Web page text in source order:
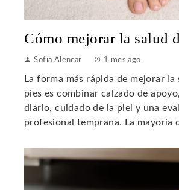
Cómo mejorar la salud
Sofía Alencar 1 mes ago
La forma más rápida de mejorar la
pies es combinar calzado de
diario, cuidado de la piel y una
profesional temprana. La mayoría